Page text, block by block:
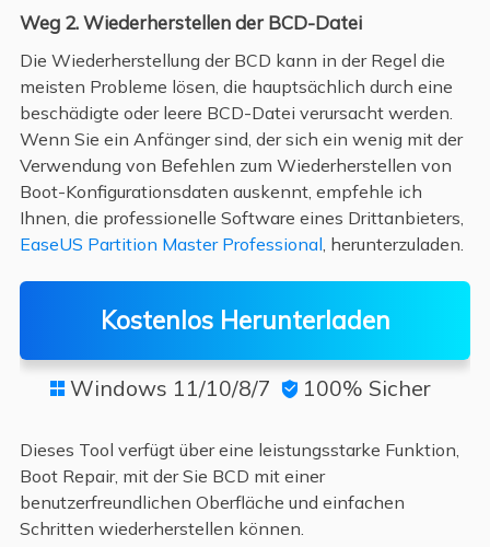
Weg 2. Wiederherstellen der BCD-Datei
Die Wiederherstellung der BCD kann in der Regel die
meisten Probleme lösen, die hauptsächlich durch eine
beschädigte oder leere BCD-Datei verursacht werden.
Wenn Sie ein Anfänger sind, der sich ein wenig mit der
Verwendung von Befehlen zum Wiederherstellen von
Boot-Konfigurationsdaten auskennt, empfehle ich
Ihnen, die professionelle Software eines Drittanbieters,
EaseUS Partition Master Professional , herunterzuladen.
Kostenlos Herunterladen
 Windows 11/10/8/7  100% Sicher
Dieses Tool verfügt über eine leistungsstarke Funktion,
Boot Repair, mit der Sie BCD mit einer
benutzerfreundlichen Oberfläche und einfachen
Schritten wiederherstellen können.